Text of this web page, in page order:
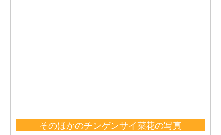
そのほかのチンゲンサイ菜花の写真